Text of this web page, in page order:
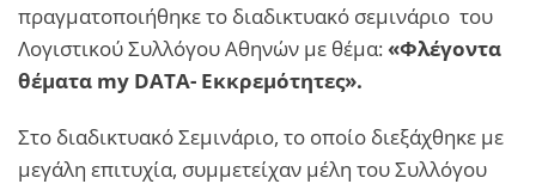
πραγματοποιήθηκε το διαδικτυακό σεμινάριο του
Λογιστικού Συλλόγου Αθηνών με θέμα: «Φλέγοντα
θέματα my DATA- Εκκρεμότητες».
Στο διαδικτυακό Σεμινάριο, το οποίο διεξάχθηκε με
μεγάλη επιτυχία, συμμετείχαν μέλη του Συλλόγου